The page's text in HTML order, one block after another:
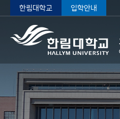
한림대학교 입학안내